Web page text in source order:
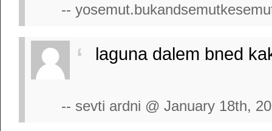
--
laguna dalem bned
-- sevti ardni @ January 18th,